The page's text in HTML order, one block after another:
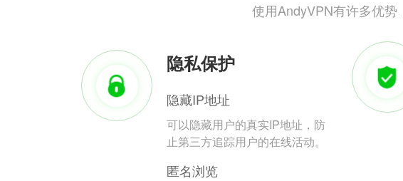
使用AndyVPN有许多优
隐私保护
隐藏IP地址
可以隐藏用户的真实IP地址，防
止第三方追踪用户的在线活动。
匿名浏览